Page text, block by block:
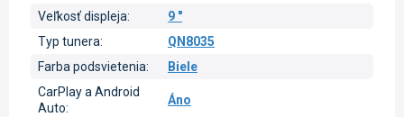
Veľkosť displeja:
9 "
Typ tunera:
QN8035
Farba podsvietenia:
Biele
CarPlay a Android
Auto:
Áno